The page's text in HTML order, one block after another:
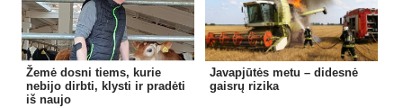
Žemė dosni tiems, kurie
nebijo dirbti, klysti ir pradėti
iš naujo
Javapjūtės metu – didesnė
gaisrų rizika